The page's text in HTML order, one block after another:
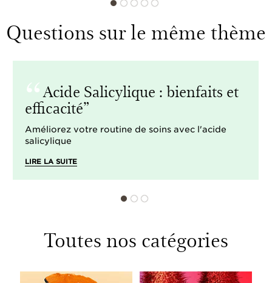
Questions sur le même thème
Acide Salicylique : bienfaits et
efficacité
Améliorez votre routine de soins avec l'acide
salicylique
LIRE LA SUITE
Toutes nos catégories